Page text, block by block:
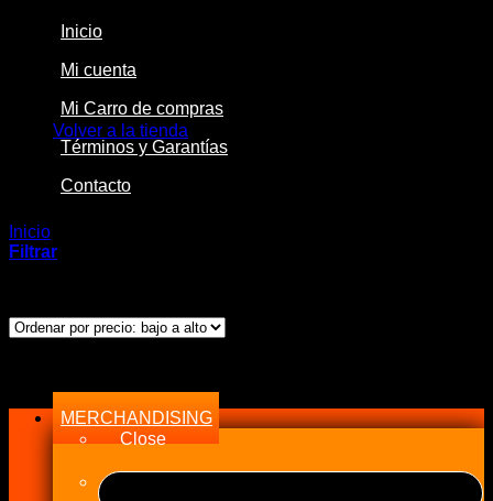
Volver a la tienda
Inicio
Mi cuenta
Mi Carro de compras
Términos y Garantías
Contacto
Inicio
Filtrar
MERCHANDISING
Close